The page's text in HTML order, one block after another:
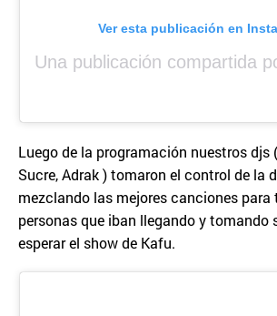
Ver esta publicación en
Luego de la programación nuestros djs
Sucre, Adrak ) tomaron el control de la
mezclando las mejores canciones para
personas que iban llegando y tomando
esperar el show de Kafu.